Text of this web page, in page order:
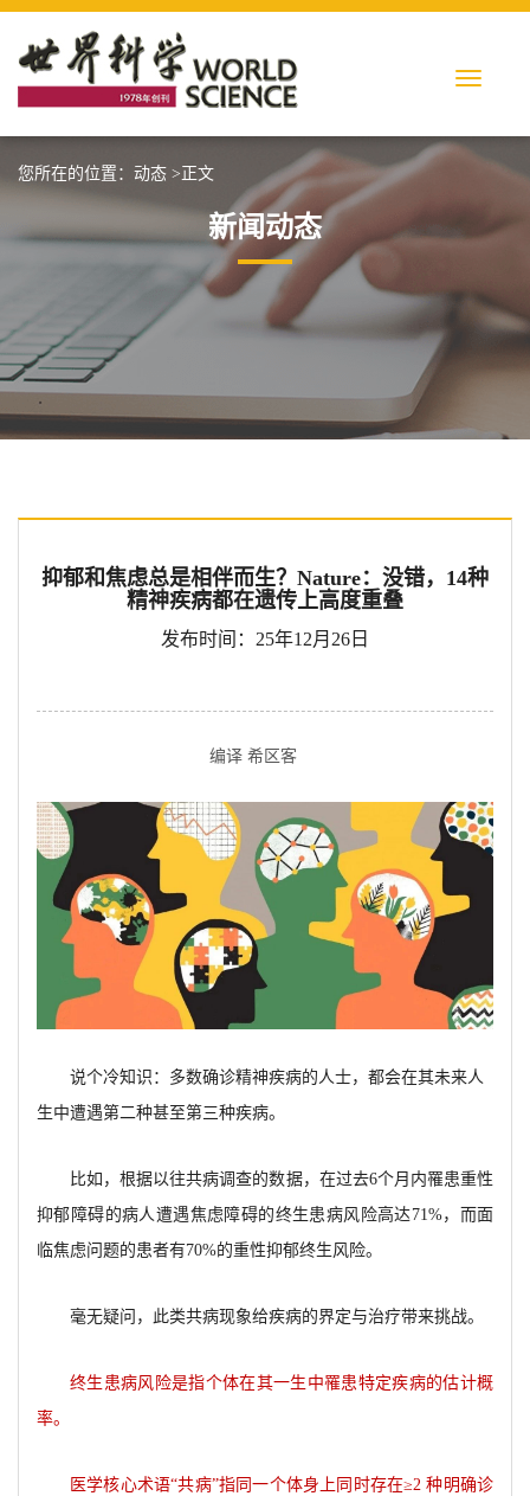
您所在的位置： 动态 >正文
新闻动态
抑郁和焦虑总是相伴而生？Nature：没错，14种
精神疾病都在遗传上高度重叠
发布时间：25年12月26日
编译 希区客
说个冷知识：多数确诊精神疾病的人士，都会在其未来人
生中遭遇第二种甚至第三种疾病。
比如，根据以往共病调查的数据，在过去6个月内罹患重性
抑郁障碍的病人遭遇焦虑障碍的终生患病风险高达71%，而面
临焦虑问题的患者有70%的重性抑郁终生风险。
毫无疑问，此类共病现象给疾病的界定与治疗带来挑战。
终生患病风险是指个体在其一生中罹患特定疾病的估计概
率。
医学核心术语“共病”指同一个体身上同时存在≥2 种明确诊